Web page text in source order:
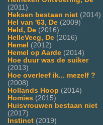
(2011)
Heksen bestaan niet (2014)
Hel van '63, De (2009)
Held, De (2016)
HelleVeeg, De (2016)
Hemel (2012)
Hemel op Aarde (2014)
Hoe duur was de suiker
(2013)
Hoe overleef ik... mezelf ?
(2008)
Hollands Hoop (2014)
Homies (2015)
Huisvrouwen bestaan niet
(2017)
Instinct (2019)